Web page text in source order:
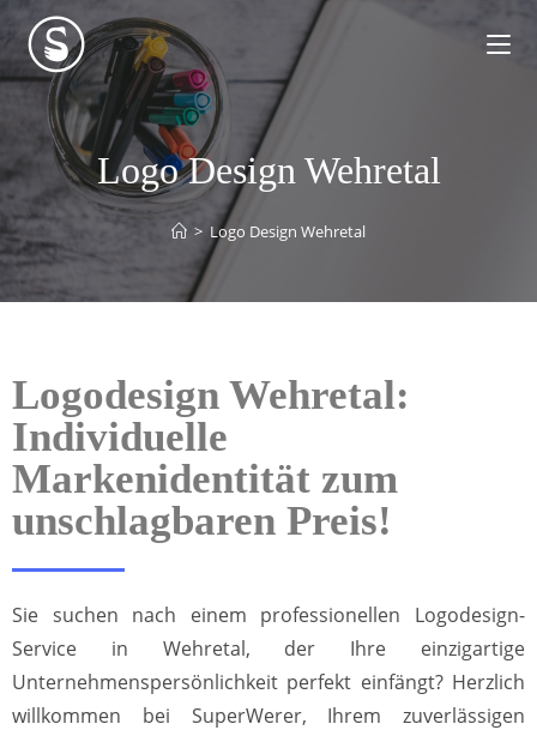
Logo Design Wehretal
> Logo Design Wehretal
Logodesign Wehretal:
Individuelle
Markenidentität zum
unschlagbaren Preis!
Sie suchen nach einem professionellen Logodesign-
Service in Wehretal, der Ihre einzigartige
Unternehmenspersönlichkeit perfekt einfängt? Herzlich
willkommen bei SuperWerer, Ihrem zuverlässigen